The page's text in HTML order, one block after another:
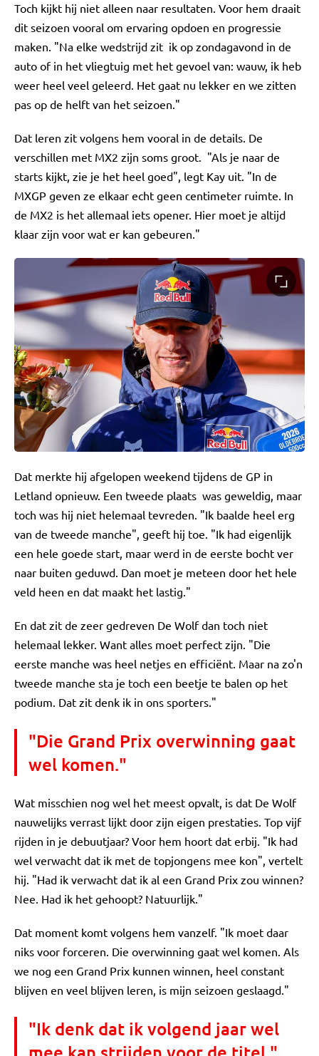
Toch kijkt hij niet alleen naar resultaten. Voor hem draait
dit seizoen vooral om ervaring opdoen en progressie
maken. "Na elke wedstrijd zit ik op zondagavond in de
auto of in het vliegtuig met het gevoel van: wauw, ik heb
weer heel veel geleerd. Het gaat nu lekker en we zitten
pas op de helft van het seizoen."
Dat leren zit volgens hem vooral in de details. De
verschillen met MX2 zijn soms groot. "Als je naar de
starts kijkt, zie je het heel goed", legt Kay uit. "In de
MXGP geven ze elkaar echt geen centimeter ruimte. In
de MX2 is het allemaal iets opener. Hier moet je altijd
klaar zijn voor wat er kan gebeuren."
Dat merkte hij afgelopen weekend tijdens de GP in
Letland opnieuw. Een tweede plaats was geweldig, maar
toch was hij niet helemaal tevreden. "Ik baalde heel erg
van de tweede manche", geeft hij toe. "Ik had eigenlijk
een hele goede start, maar werd in de eerste bocht ver
naar buiten geduwd. Dan moet je meteen door het hele
veld heen en dat maakt het lastig."
En dat zit de zeer gedreven De Wolf dan toch niet
helemaal lekker. Want alles moet perfect zijn. "Die
eerste manche was heel netjes en efficiënt. Maar na zo'n
tweede manche sta je toch een beetje te balen op het
podium. Dat zit denk ik in ons sporters."
"Die Grand Prix overwinning gaat
wel komen."
Wat misschien nog wel het meest opvalt, is dat De Wolf
nauwelijks verrast lijkt door zijn eigen prestaties. Top vijf
rijden in je debuutjaar? Voor hem hoort dat erbij. "Ik had
wel verwacht dat ik met de topjongens mee kon", vertelt
hij. "Had ik verwacht dat ik al een Grand Prix zou winnen?
Nee. Had ik het gehoopt? Natuurlijk."
Dat moment komt volgens hem vanzelf. "Ik moet daar
niks voor forceren. Die overwinning gaat wel komen. Als
we nog een Grand Prix kunnen winnen, heel constant
blijven en veel blijven leren, is mijn seizoen geslaagd."
"Ik denk dat ik volgend jaar wel